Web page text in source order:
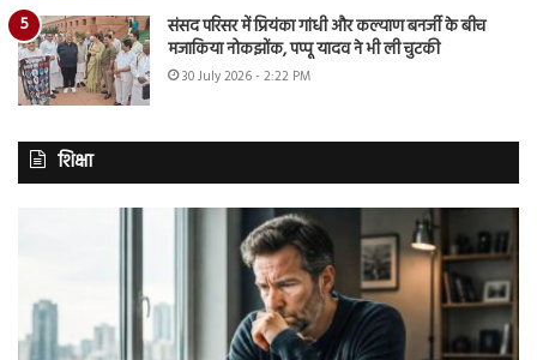
संसद परिसर में प्रियंका गांधी और कल्याण बनर्जी के बीच
मजाकिया नोकझोंक, पप्पू यादव ने भी ली चुटकी
30 July 2026 - 2:22 PM
शिक्षा